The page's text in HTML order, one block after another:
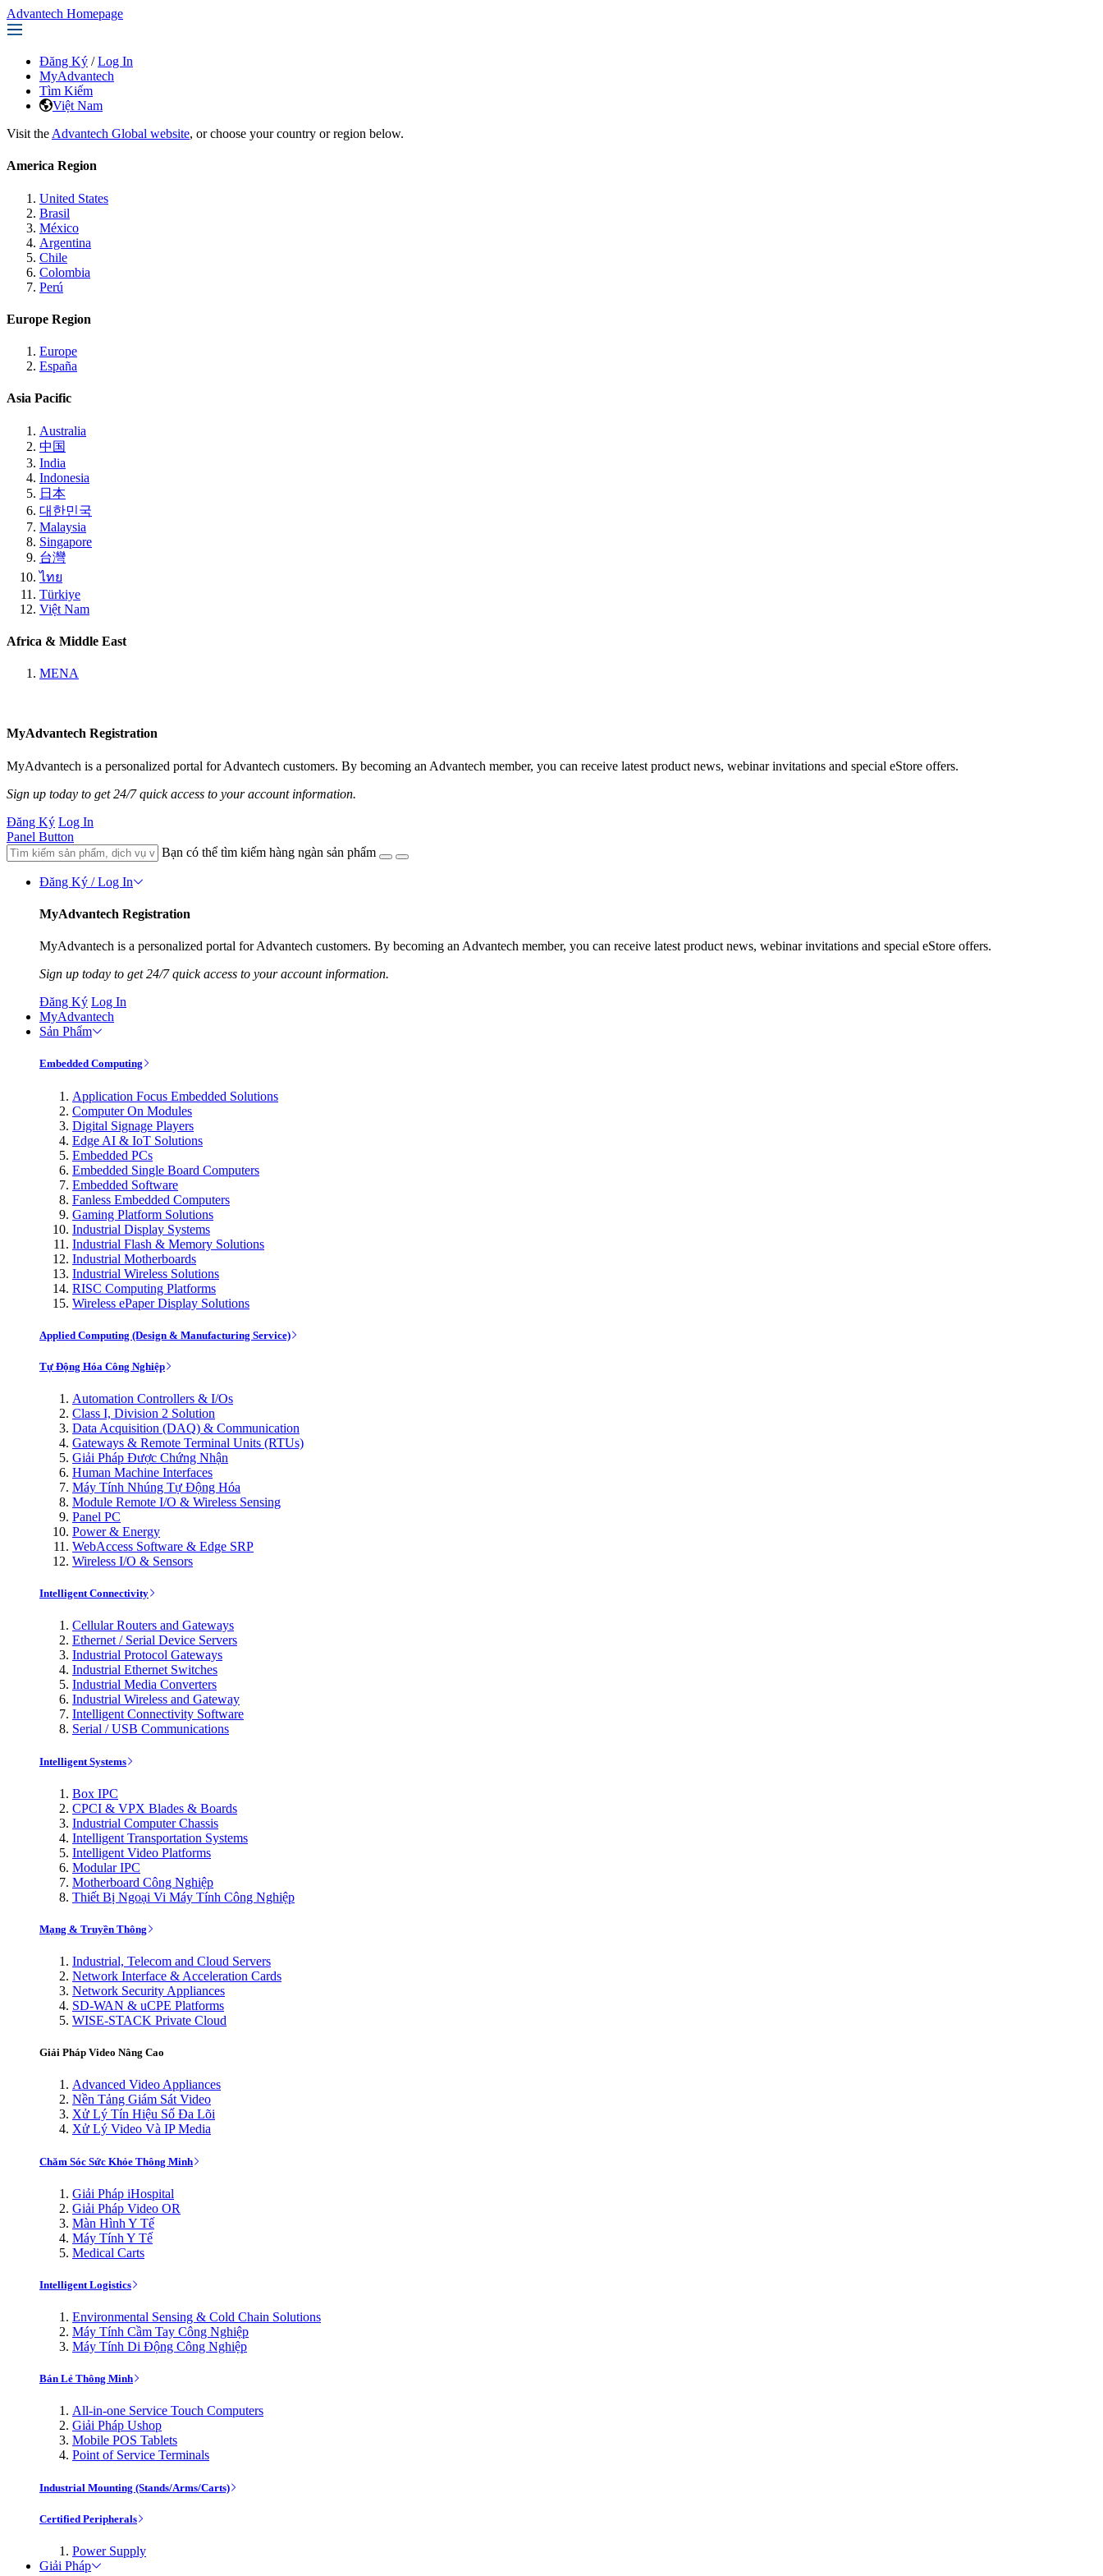
Advantech Homepage
Đăng Ký / Log In
MyAdvantech
Tìm Kiếm
Việt Nam
Visit the Advantech Global website, or choose your country or region below.
America Region
United States
Brasil
México
Argentina
Chile
Colombia
Perú
Europe Region
Europe
España
Asia Pacific
Australia
中国
India
Indonesia
日本
대한민국
Malaysia
Singapore
台灣
ไทย
Türkiye
Việt Nam
Africa & Middle East
MENA
MyAdvantech Registration
MyAdvantech is a personalized portal for Advantech customers. By becoming an Advantech member, you can receive latest product news, webinar invitations and special eStore offers.
Sign up today to get 24/7 quick access to your account information.
Đăng Ký Log In
Panel Button
Bạn có thể tìm kiếm hàng ngàn sản phẩm
Đăng Ký / Log In
MyAdvantech Registration
MyAdvantech is a personalized portal for Advantech customers. By becoming an Advantech member, you can receive latest product news, webinar invitations and special eStore offers.
Sign up today to get 24/7 quick access to your account information.
Đăng Ký Log In
MyAdvantech
Sản Phẩm
Embedded Computing
Application Focus Embedded Solutions
Computer On Modules
Digital Signage Players
Edge AI & IoT Solutions
Embedded PCs
Embedded Single Board Computers
Embedded Software
Fanless Embedded Computers
Gaming Platform Solutions
Industrial Display Systems
Industrial Flash & Memory Solutions
Industrial Motherboards
Industrial Wireless Solutions
RISC Computing Platforms
Wireless ePaper Display Solutions
Applied Computing (Design & Manufacturing Service)
Tự Động Hóa Công Nghiệp
Automation Controllers & I/Os
Class I, Division 2 Solution
Data Acquisition (DAQ) & Communication
Gateways & Remote Terminal Units (RTUs)
Giải Pháp Được Chứng Nhận
Human Machine Interfaces
Máy Tính Nhúng Tự Động Hóa
Module Remote I/O & Wireless Sensing
Panel PC
Power & Energy
WebAccess Software & Edge SRP
Wireless I/O & Sensors
Intelligent Connectivity
Cellular Routers and Gateways
Ethernet / Serial Device Servers
Industrial Protocol Gateways
Industrial Ethernet Switches
Industrial Media Converters
Industrial Wireless and Gateway
Intelligent Connectivity Software
Serial / USB Communications
Intelligent Systems
Box IPC
CPCI & VPX Blades & Boards
Industrial Computer Chassis
Intelligent Transportation Systems
Intelligent Video Platforms
Modular IPC
Motherboard Công Nghiệp
Thiết Bị Ngoại Vi Máy Tính Công Nghiệp
Mạng & Truyền Thông
Industrial, Telecom and Cloud Servers
Network Interface & Acceleration Cards
Network Security Appliances
SD-WAN & uCPE Platforms
WISE-STACK Private Cloud
Giải Pháp Video Nâng Cao
Advanced Video Appliances
Nền Tảng Giám Sát Video
Xử Lý Tín Hiệu Số Đa Lõi
Xử Lý Video Và IP Media
Chăm Sóc Sức Khỏe Thông Minh
Giải Pháp iHospital
Giải Pháp Video OR
Màn Hình Y Tế
Máy Tính Y Tế
Medical Carts
Intelligent Logistics
Environmental Sensing & Cold Chain Solutions
Máy Tính Cầm Tay Công Nghiệp
Máy Tính Di Động Công Nghiệp
Bán Lẻ Thông Minh
All-in-one Service Touch Computers
Giải Pháp Ushop
Mobile POS Tablets
Point of Service Terminals
Industrial Mounting (Stands/Arms/Carts)
Certified Peripherals
Power Supply
Giải Pháp